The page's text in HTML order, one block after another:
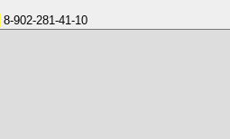
8-902-281-41-10